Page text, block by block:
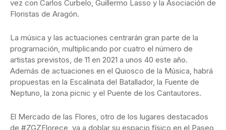
vez con Carlos Curbelo, Guillermo Lasso y la Asociación de
Floristas de Aragón.
La música y las actuaciones centrarán gran parte de la
programación, multiplicando por cuatro el número de
artistas previstos, de 11 en 2021 a unos 40 este año.
Además de actuaciones en el Quiosco de la Música, habrá
propuestas en la Escalinata del Batallador, la Fuente de
Neptuno, la zona picnic y el Puente de los Cantautores.
El Mercado de las Flores, otro de los lugares destacados
de #ZGZFlorece, va a doblar su espacio físico en el Paseo